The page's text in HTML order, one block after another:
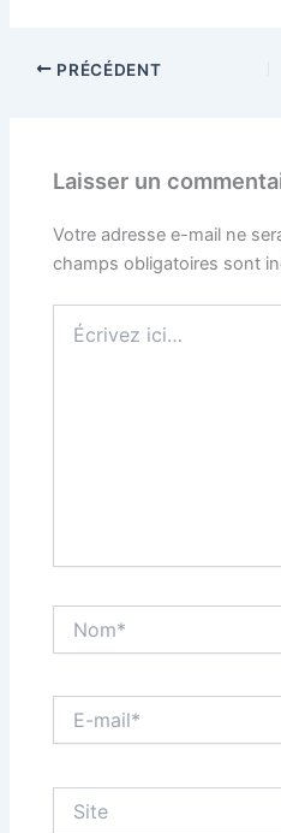
PRÉCÉDENT
Laisser un
Votre adresse e-mail ne
champs obligatoires sont
ici…
mail*